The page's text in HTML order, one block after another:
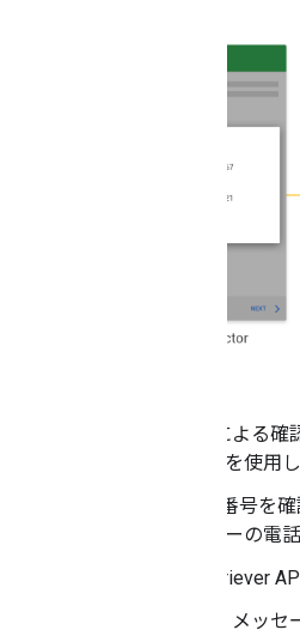
ユーザーがアプリで SMS による
を使用
アプリは、ユーザーに電話番号を
トにはユーザー ID、ユーザーの電
同時に、アプリは SMS Retriever
サーバーはユーザーに SMS メッ